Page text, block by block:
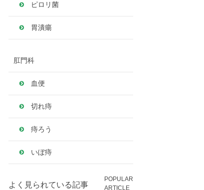
ピロリ菌
胃潰瘍
肛門科
血便
切れ痔
痔ろう
いぼ痔
よく見られている記事
POPULAR
ARTICLE